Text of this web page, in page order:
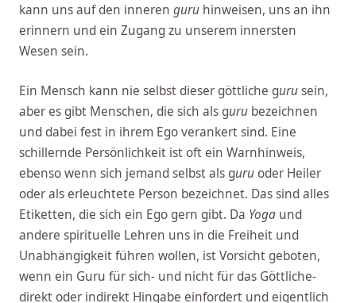
kann uns auf den inneren guru hinweisen, uns an ihn
erinnern und ein Zugang zu unserem innersten
Wesen sein.
Ein Mensch kann nie selbst dieser göttliche gurusein,
aber es gibt Menschen, die sich als guru bezeichnen
und dabei fest in ihrem Ego verankert sind. Eine
schillernde Persönlichkeit ist oft ein Warnhinweis,
ebenso wenn sich jemand selbst als guruoder Heiler
oder als erleuchtete Person bezeichnet. Das sind alles
Etiketten, die sich ein Ego gern gibt. Da Yoga und
andere spirituelle Lehren uns in die Freiheit und
Unabhängigkeit führen wollen, ist Vorsicht geboten,
wenn ein Guru für sich- und nicht für das Göttliche-
direkt oder indirekt Hingabe einfordert und eigentlich